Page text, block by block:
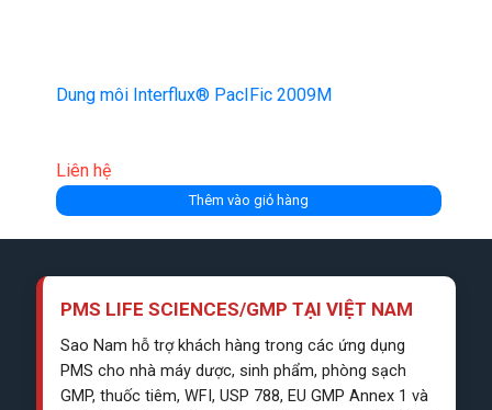
Dung môi Interflux® PacIFic 2009M
Liên hệ
Thêm vào giỏ hàng
PMS LIFE SCIENCES/GMP TẠI VIỆT NAM
Sao Nam hỗ trợ khách hàng trong các ứng dụng
PMS cho nhà máy dược, sinh phẩm, phòng sạch
GMP, thuốc tiêm, WFI, USP 788, EU GMP Annex 1 và